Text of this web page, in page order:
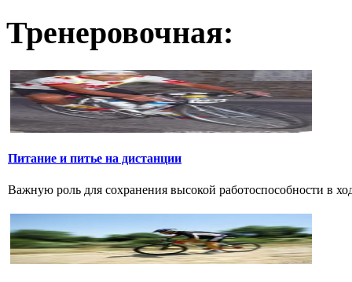
Тренеровочная:
Питание и питье на дистанции
Важную роль для сохранения высокой работоспособности в